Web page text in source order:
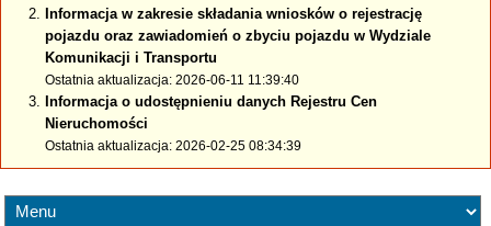
Informacja w zakresie składania wniosków o rejestrację
pojazdu oraz zawiadomień o zbyciu pojazdu w Wydziale
Komunikacji i Transportu
Ostatnia aktualizacja: 2026-06-11 11:39:40
Informacja o udostępnieniu danych Rejestru Cen
Nieruchomości
Ostatnia aktualizacja: 2026-02-25 08:34:39